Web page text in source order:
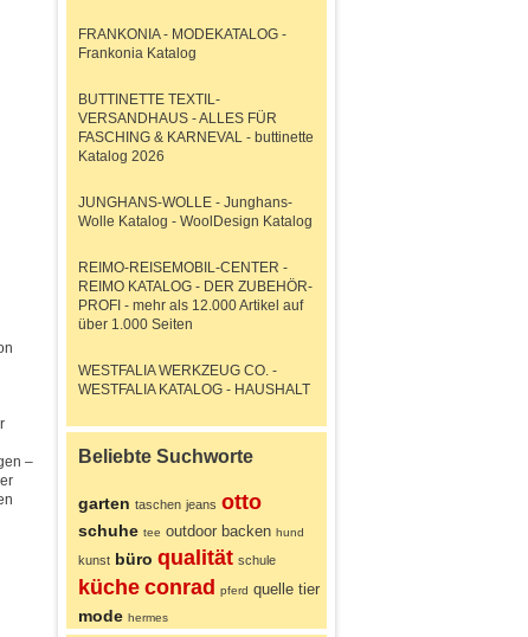
–
FRANKONIA - MODEKATALOG -
Frankonia Katalog
BUTTINETTE TEXTIL-
VERSANDHAUS - ALLES FÜR
FASCHING & KARNEVAL - buttinette
Katalog 2026
JUNGHANS-WOLLE - Junghans-
Wolle Katalog - WoolDesign Katalog
REIMO-REISEMOBIL-CENTER -
REIMO KATALOG - DER ZUBEHÖR-
PROFI - mehr als 12.000 Artikel auf
über 1.000 Seiten
WESTFALIA WERKZEUG CO. -
WESTFALIA KATALOG - HAUSHALT
Beliebte Suchworte
garten taschen jeans otto
schuhe tee outdoor backen hund
kunst büro qualität schule
küche conrad pferd quelle tier
mode hermes